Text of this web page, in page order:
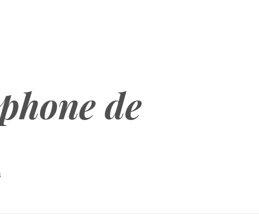
de